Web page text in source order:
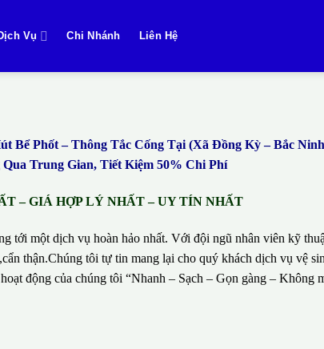
Vụ Chi Nhánh Liên Hệ
Phốt – Thông Tắc Cống Tại (Xã Đồng Kỳ – Bắc
Qua Trung Gian, Tiết Kiệm 50% Chi Phí
– GIÁ HỢP LÝ NHẤT – UY TÍN NHẤT
tới một dịch vụ hoàn hảo nhất. Với đội ngũ nhân viên kỹ
thận.Chúng tôi tự tin mang lại cho quý khách dịch vụ vệ
động của chúng tôi “Nhanh – Sạch – Gọn gàng – Không